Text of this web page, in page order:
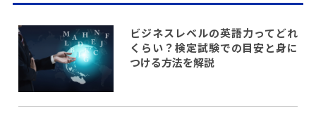
ビジネスレベルの英語力ってどれ
くらい？検定試験での目安と身に
つける方法を解説